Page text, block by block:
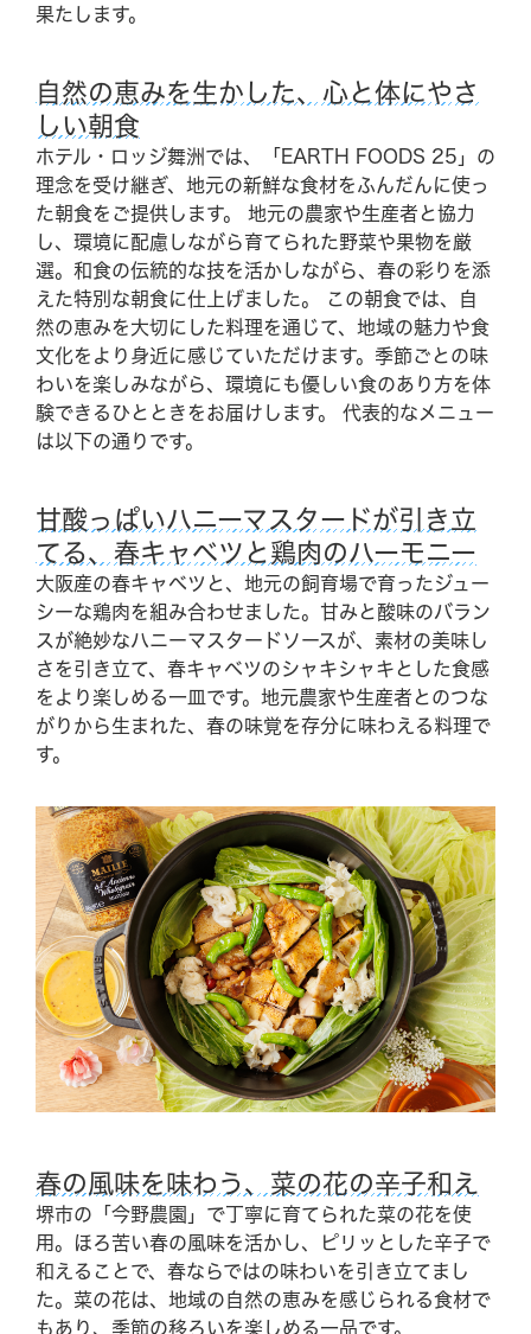
果たします。
自然の恵みを生かした、心と体にやさ
しい朝食
ホテル・ロッジ舞洲では、「EARTH FOODS 25」の
理念を受け継ぎ、地元の新鮮な食材をふんだんに使っ
た朝食をご提供します。 地元の農家や生産者と協力
し、環境に配慮しながら育てられた野菜や果物を厳
選。和食の伝統的な技を活かしながら、春の彩りを添
えた特別な朝食に仕上げました。 この朝食では、自
然の恵みを大切にした料理を通じて、地域の魅力や食
文化をより身近に感じていただけます。季節ごとの味
わいを楽しみながら、環境にも優しい食のあり方を体
験できるひとときをお届けします。 代表的なメニュー
は以下の通りです。
甘酸っぱいハニーマスタードが引き立
てる、春キャベツと鶏肉のハーモニー
大阪産の春キャベツと、地元の飼育場で育ったジュー
シーな鶏肉を組み合わせました。甘みと酸味のバラン
スが絶妙なハニーマスタードソースが、素材の美味し
さを引き立て、春キャベツのシャキシャキとした食感
をより楽しめる一皿です。地元農家や生産者とのつな
がりから生まれた、春の味覚を存分に味わえる料理で
す。
春の風味を味わう、菜の花の辛子和え
堺市の「今野農園」で丁寧に育てられた菜の花を使
用。ほろ苦い春の風味を活かし、ピリッとした辛子で
和えることで、春ならではの味わいを引き立てまし
た。菜の花は、地域の自然の恵みを感じられる食材で
もあり、季節の移ろいを楽しめる一品です。